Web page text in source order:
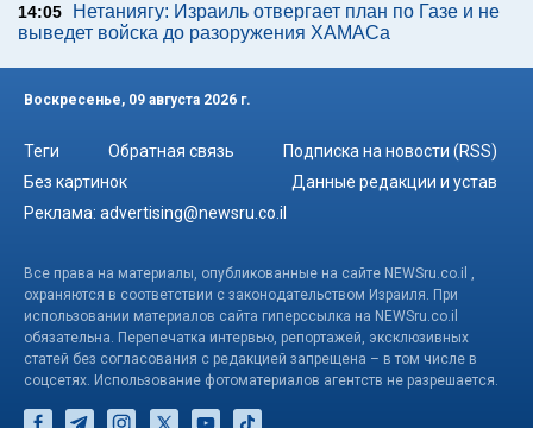
14:05
Нетаниягу: Израиль отвергает план по Газе и не
выведет войска до разоружения ХАМАСа
Воскресенье, 09 августа 2026 г.
Теги Обратная связь
Подписка на новости (RSS)
Без картинок
Данные редакции и устав
Реклама: advertising@newsru.co.il
Все права на материалы, опубликованные на сайте NEWSru.co.il ,
охраняются в соответствии с законодательством Израиля. При
использовании материалов сайта гиперссылка на NEWSru.co.il
обязательна. Перепечатка интервью, репортажей, эксклюзивных
статей без согласования с редакцией запрещена – в том числе в
соцсетях. Использование фотоматериалов агентств не разрешается.